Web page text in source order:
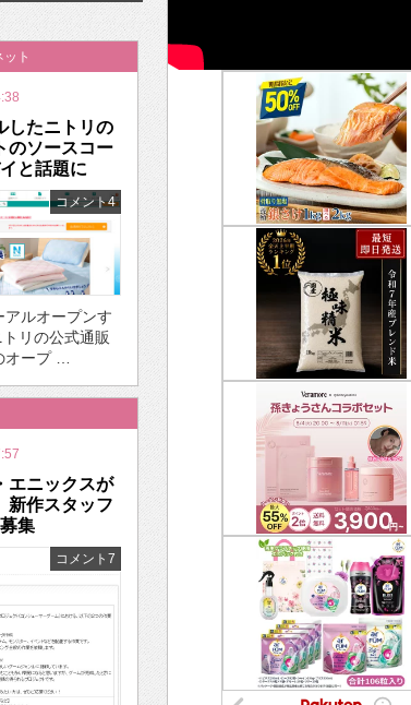
ト
したニトリの
のソースコー
と話題に
コメント4
アルオープンす
リの公式通販
オープ …
エニックスが
新作スタッフ
集
コメント7